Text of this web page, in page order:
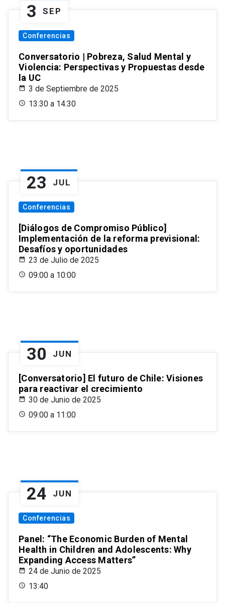
3 SEP
Conferencias
Conversatorio | Pobreza, Salud Mental y
Violencia: Perspectivas y Propuestas desde
la UC
3 de Septiembre de 2025
13:30 a 14:30
23 JUL
Conferencias
[Diálogos de Compromiso Público]
Implementación de la reforma previsional:
Desafíos y oportunidades
23 de Julio de 2025
09:00 a 10:00
30 JUN
[Conversatorio] El futuro de Chile: Visiones
para reactivar el crecimiento
30 de Junio de 2025
09:00 a 11:00
24 JUN
Conferencias
Panel: “The Economic Burden of Mental
Health in Children and Adolescents: Why
Expanding Access Matters”
24 de Junio de 2025
13:40